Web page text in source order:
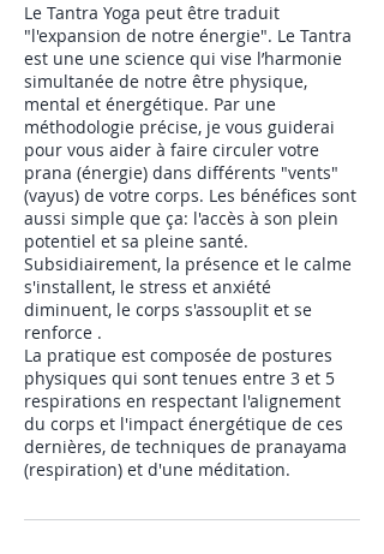
Le Tantra Yoga peut être traduit
"l'expansion de notre énergie". Le Tantra
est une une science qui vise l’harmonie
simultanée de notre être physique,
mental et énergétique. Par une
méthodologie précise, je vous guiderai
pour vous aider à faire circuler votre
prana (énergie) dans différents "vents"
(vayus) de votre corps. Les bénéfices sont
aussi simple que ça: l'accès à son plein
potentiel et sa pleine santé.
Subsidiairement, la présence et le calme
s'installent, le stress et anxiété
diminuent, le corps s'assouplit et se
renforce .
La pratique est composée de postures
physiques qui sont tenues entre 3 et 5
respirations en respectant l'alignement
du corps et l'impact énergétique de ces
dernières, de techniques de pranayama